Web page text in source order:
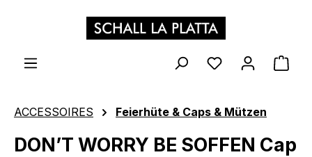
Zum Hauptinhalt springen
ACCESSOIRES Feierhüte & Caps & Mützen
DON’T WORRY BE SOFFEN Cap